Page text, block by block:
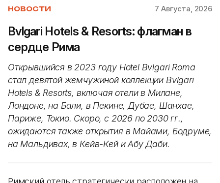
НОВОСТИ 7 Августа, 2026
Bvlgari Hotels & Resorts: флагман в
сердце Рима
Открывшийся в 2023 году Hotel Bvlgari Roma
стал девятой жемчужиной коллекции Bvlgari
Hotels & Resorts, включая отели в Милане,
Лондоне, на Бали, в Пекине, Дубае, Шанхае,
Париже, Токио. Скоро, с 2026 по 2030 гг.,
ожидаются также открытия в Майами, Бодруме,
на Мальдивах, в Кейв-Кей и Абу Даби.